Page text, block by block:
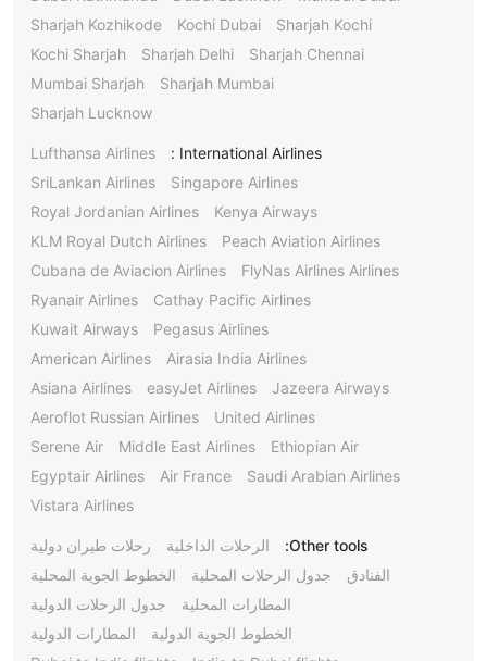
Sharjah Kochi
Kochi Dubai
Sharjah Kozhikode
Sharjah Chennai
Sharjah Delhi
Kochi Sharjah
Sharjah Mumbai
Mumbai Sharjah
Sharjah Lucknow
International Airlines :
Lufthansa Airlines
Singapore Airlines
SriLankan Airlines
Kenya Airways
Royal Jordanian Airlines
Peach Aviation Airlines
KLM Royal Dutch Airlines
FlyNas Airlines Airlines
Cubana de Aviacion Airlines
Cathay Pacific Airlines
Ryanair Airlines
Pegasus Airlines
Kuwait Airways
Airasia India Airlines
American Airlines
Jazeera Airways
easyJet Airlines
Asiana Airlines
United Airlines
Aeroflot Russian Airlines
Ethiopian Air
Middle East Airlines
Serene Air
Saudi Arabian Airlines
Air France
Egyptair Airlines
Vistara Airlines
Other tools: الرحلات الداخلية
رحلات طيران دولية
الفنادق
جدول الرحلات المحلية
الخطوط الجوية المحلية
المطارات المحلية
جدول الرحلات الدولية
الخطوط الجوية الدولية
المطارات الدولية